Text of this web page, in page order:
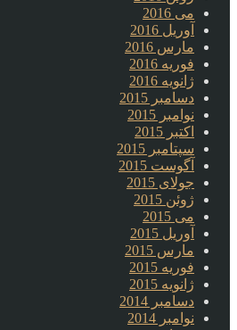
می 2016
آوریل 2016
مارس 2016
فوریه 2016
ژانویه 2016
دسامبر 2015
نوامبر 2015
اکتبر 2015
سپتامبر 2015
آگوست 2015
جولای 2015
ژوئن 2015
می 2015
آوریل 2015
مارس 2015
فوریه 2015
ژانویه 2015
دسامبر 2014
نوامبر 2014